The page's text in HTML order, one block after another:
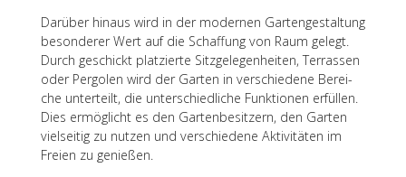
Darüber hinaus wird in der moder­nen Garten­ge­stal­tung
beson­de­rer Wert auf die Schaf­fung von Raum gelegt.
Durch geschickt plat­zierte Sitz­ge­le­gen­hei­ten, Terras­sen
oder Pergo­len wird der Garten in verschie­dene Berei­
che unter­teilt, die unter­schied­li­che Funk­tio­nen erfül­len.
Dies ermög­licht es den Garten­be­sit­zern, den Garten
viel­sei­tig zu nutzen und verschie­dene Akti­vi­tä­ten im
Freien zu genießen.